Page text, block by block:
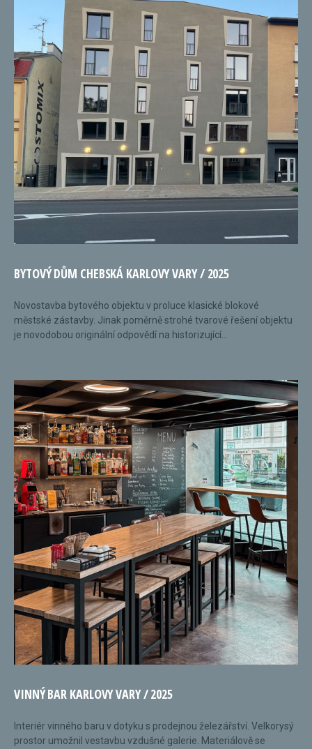
BYTOVÝ DŮM CHEBSKÁ KARLOVY VARY / 2025
Novostavba bytového objektu v proluce klasické blokové
městské zástavby. Jinak poměrně strohé tvarové řešení objektu
je novodobou originální odpovědí na historizující...
VINNÝ BAR KARLOVY VARY / 2025
Interiér vinného baru v dotyku s prodejnou železářství. Velkorysý
prostor umožnil vestavbu vzdušné galerie. Materiálově se